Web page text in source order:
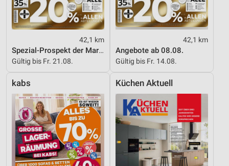
42,1 km
Spezial-Prospekt der Marken
Gültig bis Fr. 21.08.
42,1 km
Angebote ab 08.08.
Gültig bis Fr. 14.08.
kabs Küchen Aktuell